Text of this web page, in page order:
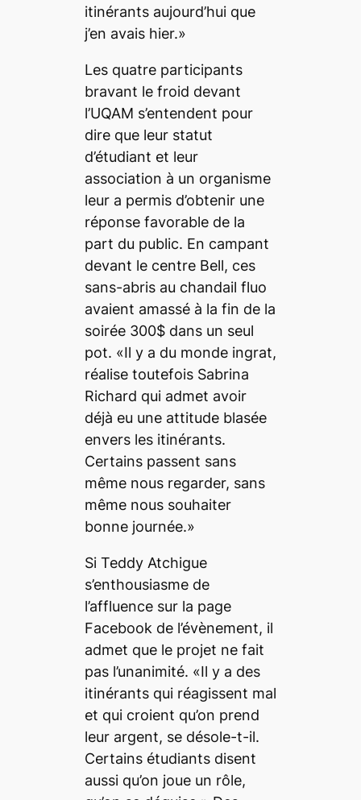
itinérants aujourd’hui que
j’en avais hier.»
Les quatre participants
bravant le froid devant
l’UQAM s’entendent pour
dire que leur statut
d’étudiant et leur
association à un organisme
leur a permis d’obtenir une
réponse favorable de la
part du public. En campant
devant le centre Bell, ces
sans-abris au chandail fluo
avaient amassé à la fin de la
soirée 300$ dans un seul
pot. «Il y a du monde ingrat,
réalise toutefois Sabrina
Richard qui admet avoir
déjà eu une attitude blasée
envers les itinérants.
Certains passent sans
même nous regarder, sans
même nous souhaiter
bonne journée.»
Si Teddy Atchigue
s’enthousiasme de
l’affluence sur la page
Facebook de l’évènement, il
admet que le projet ne fait
pas l’unanimité. «Il y a des
itinérants qui réagissent mal
et qui croient qu’on prend
leur argent, se désole-t-il.
Certains étudiants disent
aussi qu’on joue un rôle,